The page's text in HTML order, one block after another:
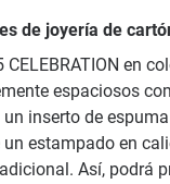
de joyería de
en
espaciosos
inserto de
estampado en
Así, podrá